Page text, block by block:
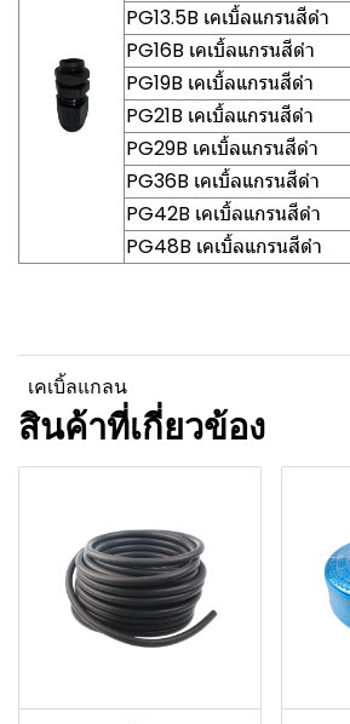
PG13.5B เคเบิ้ลแกรนสีดำ
PG16B เคเบิ้ลแกรนสีดำ
PG19B เคเบิ้ลแกรนสีดำ
PG21B เคเบิ้ลแกรนสีดำ
PG29B เคเบิ้ลแกรนสีดำ
PG36B เคเบิ้ลแกรนสีดำ
PG42B เคเบิ้ลแกรนสีดำ
PG48B เคเบิ้ลแกรนสีดำ
เคเบิ้ลแกลน
สินค้าที่เกี่ยวข้อง